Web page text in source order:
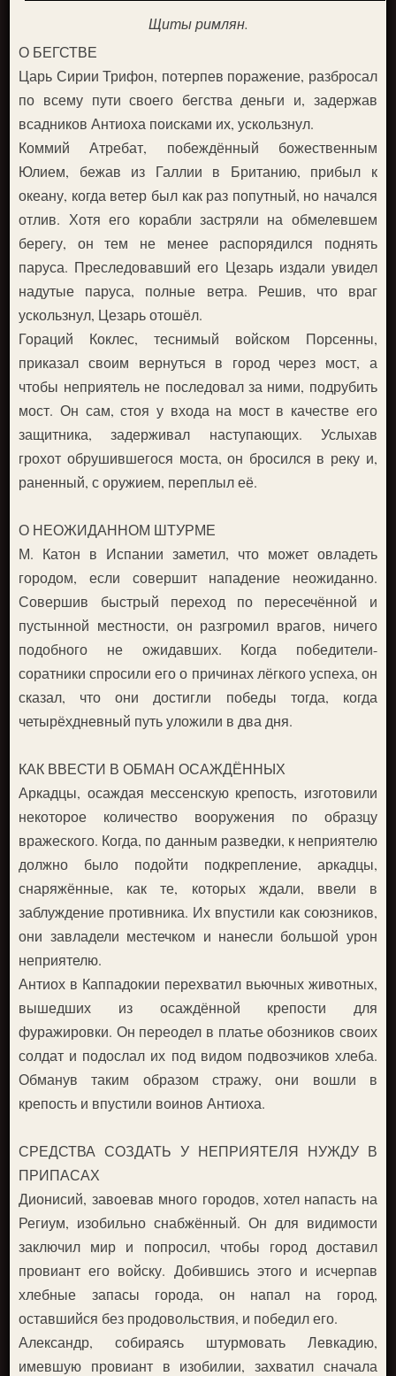
Щиты римлян.
О БЕГСТВЕ
Царь Сирии Трифон, потерпев поражение, разбросал
по всему пути своего бегства деньги и, задержав
всадников Антиоха поисками их, ускользнул.
Коммий Атребат, побеждённый божественным
Юлием, бежав из Галлии в Британию, прибыл к
океану, когда ветер был как раз попутный, но начался
отлив. Хотя его корабли застряли на обмелевшем
берегу, он тем не менее распорядился поднять
паруса. Преследовавший его Цезарь издали увидел
надутые паруса, полные ветра. Решив, что враг
ускользнул, Цезарь отошёл.
Гораций Коклес, теснимый войском Порсенны,
приказал своим вернуться в город через мост, а
чтобы неприятель не последовал за ними, подрубить
мост. Он сам, стоя у входа на мост в качестве его
защитника, задерживал наступающих. Услыхав
грохот обрушившегося моста, он бросился в реку и,
раненный, с оружием, переплыл её.
О НЕОЖИДАННОМ ШТУРМЕ
М. Катон в Испании заметил, что может овладеть
городом, если совершит нападение неожиданно.
Совершив быстрый переход по пересечённой и
пустынной местности, он разгромил врагов, ничего
подобного не ожидавших. Когда победители-
соратники спросили его о причинах лёгкого успеха, он
сказал, что они достигли победы тогда, когда
четырёхдневный путь уложили в два дня.
КАК ВВЕСТИ В ОБМАН ОСАЖДЁННЫХ
Аркадцы, осаждая мессенскую крепость, изготовили
некоторое количество вооружения по образцу
вражеского. Когда, по данным разведки, к неприятелю
должно было подойти подкрепление, аркадцы,
снаряжённые, как те, которых ждали, ввели в
заблуждение противника. Их впустили как союзников,
они завладели местечком и нанесли большой урон
неприятелю.
Антиох в Каппадокии перехватил вьючных животных,
вышедших из осаждённой крепости для
фуражировки. Он переодел в платье обозников своих
солдат и подослал их под видом подвозчиков хлеба.
Обманув таким образом стражу, они вошли в
крепость и впустили воинов Антиоха.
СРЕДСТВА СОЗДАТЬ У НЕПРИЯТЕЛЯ НУЖДУ В
ПРИПАСАХ
Дионисий, завоевав много городов, хотел напасть на
Региум, изобильно снабжённый. Он для видимости
заключил мир и попросил, чтобы город доставил
провиант его войску. Добившись этого и исчерпав
хлебные запасы города, он напал на город,
оставшийся без продовольствия, и победил его.
Александр, собираясь штурмовать Левкадию,
имевшую провиант в изобилии, захватил сначала